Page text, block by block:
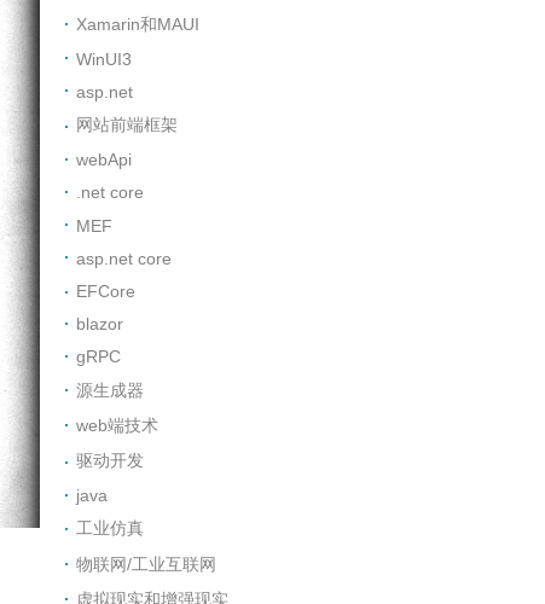
Xamarin和MAUI
WinUI3
asp.net
网站前端框架
webApi
.net core
MEF
asp.net core
EFCore
blazor
gRPC
源生成器
web端技术
驱动开发
java
工业仿真
物联网/工业互联网
虚拟现实和增强现实